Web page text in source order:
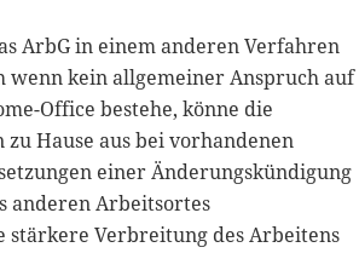
ArbG in einem anderen Verfahren
wenn kein allgemeiner Anspruch auf
Office bestehe, könne die
Hause aus bei vorhandenen
einer Änderungskündigung
anderen Arbeitsortes
stärkere Verbreitung des Arbeitens